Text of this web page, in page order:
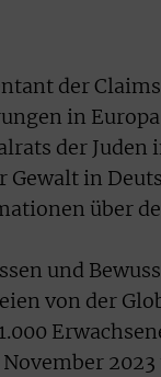
der
in
der Juden
in
über
und
von der